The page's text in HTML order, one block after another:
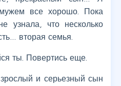
все хорошо. Пока
узнала, что несколько
вторая семья.
ты. Повертись еще.
и серьезный сын